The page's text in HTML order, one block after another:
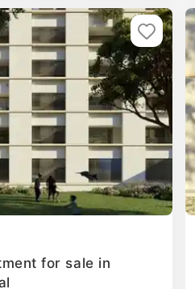
for sale in